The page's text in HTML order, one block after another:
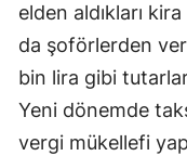
elden aldıkları
da şoförlerden
bin lira gibi
Yeni dönemde
vergi mükellefi